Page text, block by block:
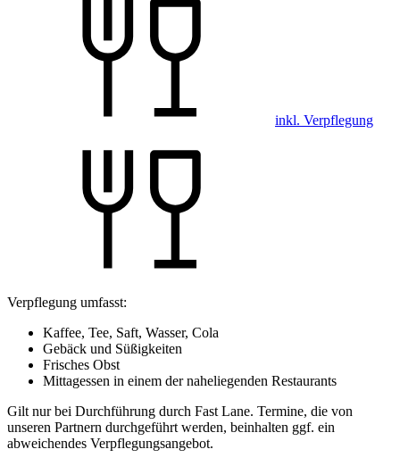
inkl. Verpflegung
Verpflegung umfasst:
Kaffee, Tee, Saft, Wasser, Cola
Gebäck und Süßigkeiten
Frisches Obst
Mittagessen in einem der naheliegenden Restaurants
Gilt nur bei Durchführung durch Fast Lane. Termine, die von
unseren Partnern durchgeführt werden, beinhalten ggf. ein
abweichendes Verpflegungsangebot.